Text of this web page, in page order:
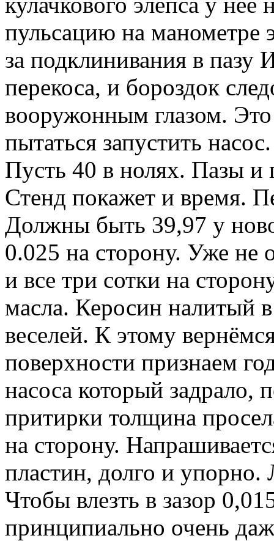
пульсацию на манометре
за подклинивания в пазу
перекоса, и бороздок
вооружонным глазом.
пытаться запустить
Пусть 40 в нолях. Пазы и
Стенд покажет и время.
Должны быть 39,97 у
0.025 на сторону. Уже не
и все три сотки на
масла. Керосин налитый в
веселей. К этому
поверхности признаем
насоса который задрало,
притирки толщина
на сторону.
пластин, долго и
Чтобы влезть в зазор
принципиально очень